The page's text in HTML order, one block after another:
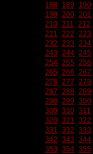
188
189 190
199 200 201
210 211 212
221 222 223
232 233 234
243 244 245
254 255 256
265 266 267
276 277 278
287 288 289
298 299 300
309 310 311
320 321 322
331 332 333
342 343 344
353 354 355